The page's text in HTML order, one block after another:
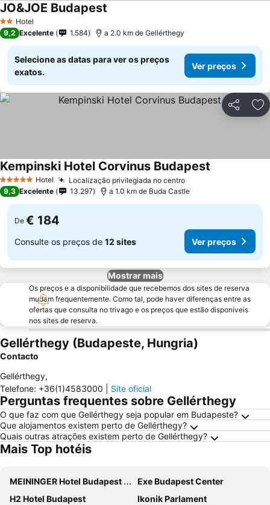
2 Estrelas
Hotel
JO&JOE Budapest
9,2 Excelente 1.584 a 2.0 km de Gellérthegy
Selecione as datas para ver os preços
exatos.
Ver preços
Partilhar
5 Estrelas Hotel Localização privilegiada no centro
Kempinski Hotel Corvinus Budapest
9,3 Excelente 13.297 a 1.0 km de Buda Castle
De € 184
Consulte os preços de 12 sites Ver preços
Mostrar mais
Os preços e a disponibilidade que recebemos dos sites de reserva
mudam frequentemente. Como tal, pode haver diferenças entre as
ofertas que consulta no trivago e os preços que estão disponíveis
nos sites de reserva.
Gellérthegy (Budapeste, Hungria)
Contacto
Gellérthegy,
Telefone: +36(1)4583000 Site oficial
Perguntas frequentes sobre Gellérthegy
O que faz com que Gellérthegy seja popular em Budapeste?
Que alojamentos existem perto de Gellérthegy?
Quais outras atrações existem perto de Gellérthegy?
Mais Top hotéis
MEININGER Hotel Budapest Great Market Hall
Exe Budapest Center
H2 Hotel Budapest
Ikonik Parlament